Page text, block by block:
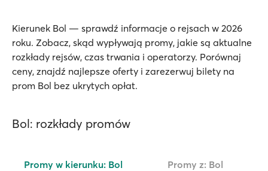
Kierunek Bol — sprawdź informacje o rejsach w 2026
roku. Zobacz, skąd wypływają promy, jakie są aktualne
rozkłady rejsów, czas trwania i operatorzy. Porównaj
ceny, znajdź najlepsze oferty i zarezerwuj bilety na
prom Bol bez ukrytych opłat.
Bol: rozkłady promów
Promy w kierunku: Bol Promy z: Bol